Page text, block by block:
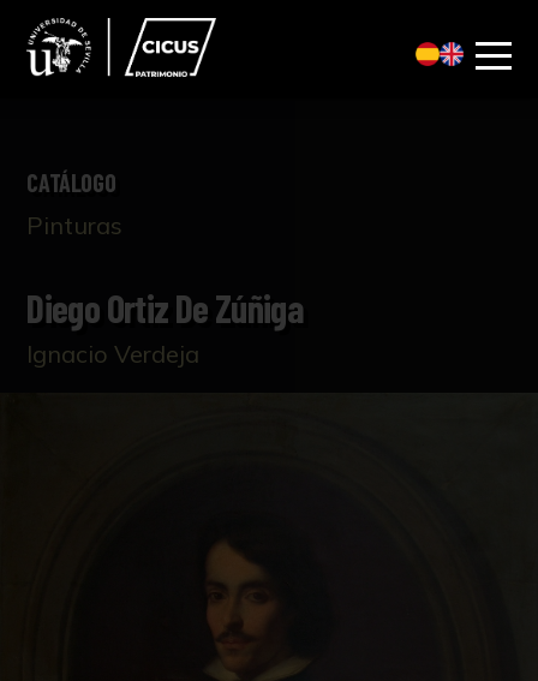
CATÁLOGO
Pinturas
Diego Ortiz De Zúñiga
Ignacio Verdeja